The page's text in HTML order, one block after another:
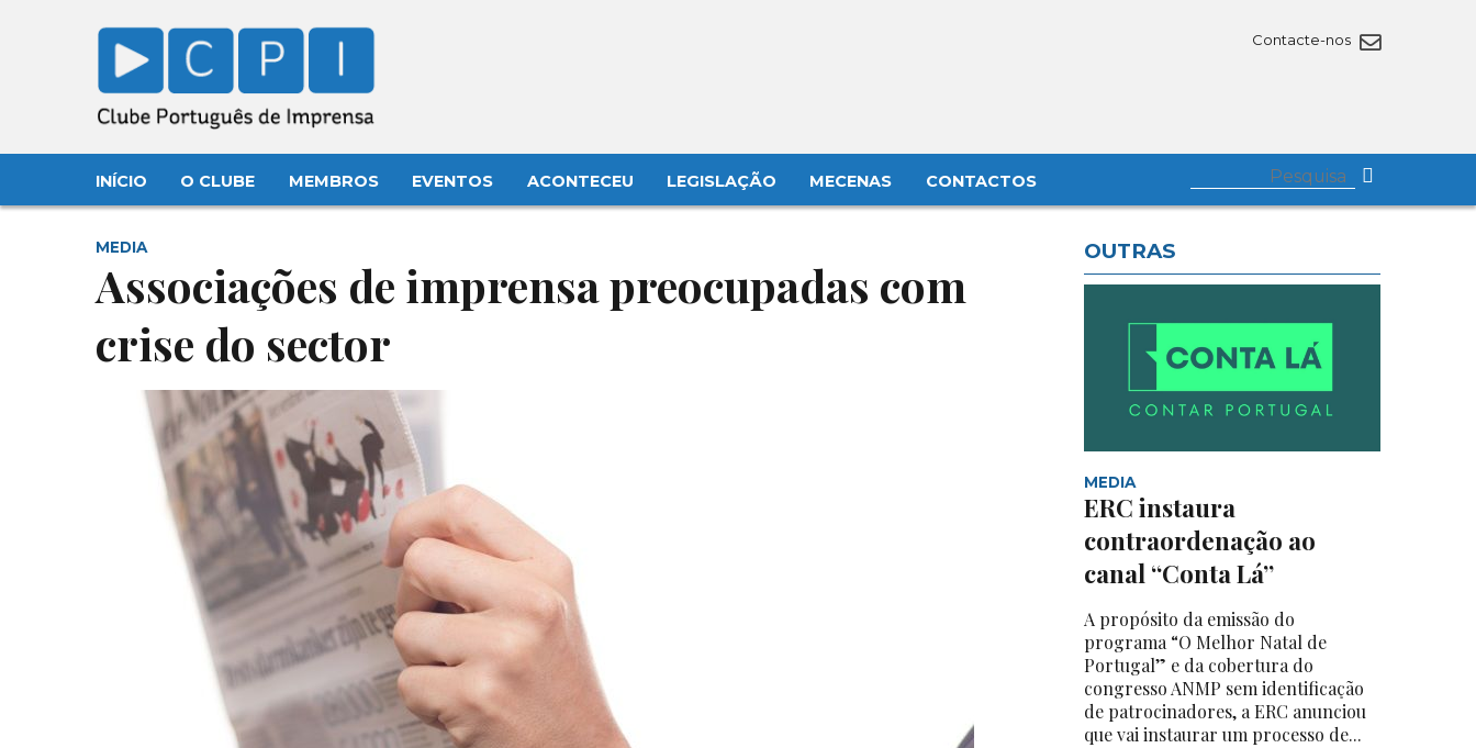
Contacte-nos
INÍCIO O CLUBE MEMBROS EVENTOS ACONTECEU LEGISLAÇÃO MECENAS CONTACTOS
MEDIA
Associações de imprensa preocupadas com
crise do sector
OUTRAS
MEDIA
ERC instaura
contraordenação ao
canal “Conta Lá”
A propósito da emissão do
programa “O Melhor Natal de
Portugal” e da cobertura do
congresso ANMP sem identificação
de patrocinadores, a ERC anunciou
que vai instaurar um processo de...